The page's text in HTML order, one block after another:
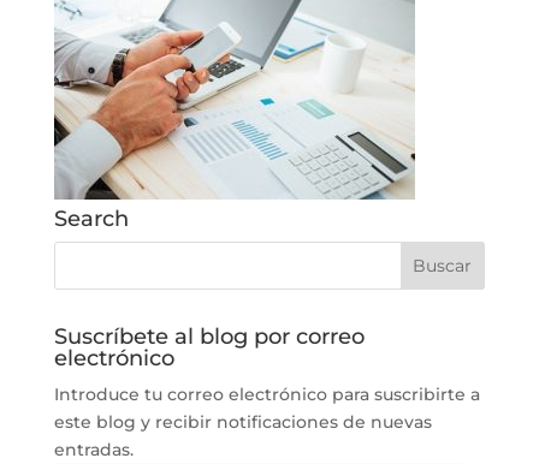
Search
Suscríbete al blog por correo
electrónico
Introduce tu correo electrónico para suscribirte a
este blog y recibir notificaciones de nuevas
entradas.